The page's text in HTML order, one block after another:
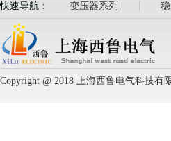
快速导航： 变压器系列
Copyright @ 2018 上海西鲁电气科技有